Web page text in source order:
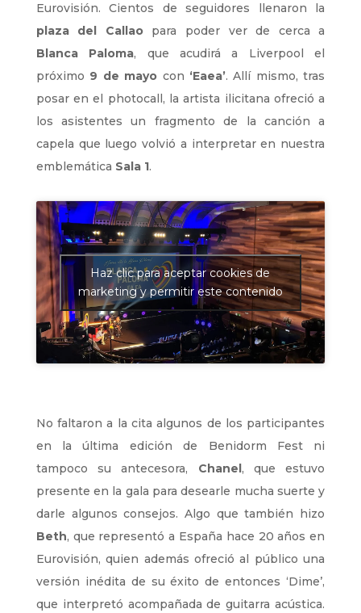
Eurovisión. Cientos de seguidores llenaron la
plaza del Callaopara poder ver de cerca a
Blanca Paloma, que acudirá a Liverpool el
próximo 9 de mayo con ‘Eaea’. Allí mismo, tras
posar en el photocall, la artista ilicitana ofreció a
los asistentes un fragmento de la canción a
capela que luego volvió a interpretar en nuestra
emblemática Sala 1.
Haz clic para aceptar cookies de
marketing y permitir este contenido
No faltaron a la cita algunos de los participantes
en la última edición de Benidorm Fest ni
tampoco su antecesora, Chanel , que estuvo
presente en la gala para desearle mucha suerte y
darle algunos consejos. Algo que también hizo
Beth, que representó a España hace 20 años en
Eurovisión, quien además ofreció al público una
versión inédita de su éxito de entonces ‘Dime’,
que interpretó acompañada de guitarra acústica.